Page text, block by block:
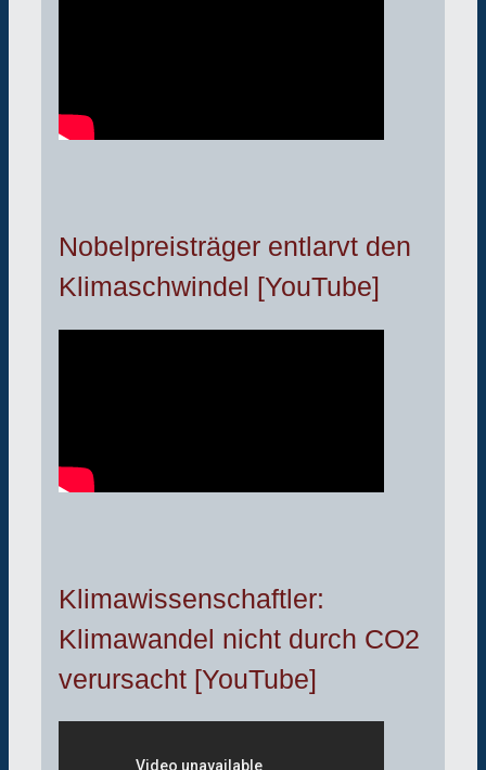
Nobelpreisträger entlarvt den
Klimaschwindel [YouTube]
Klimawissenschaftler:
Klimawandel nicht durch CO2
verursacht [YouTube]